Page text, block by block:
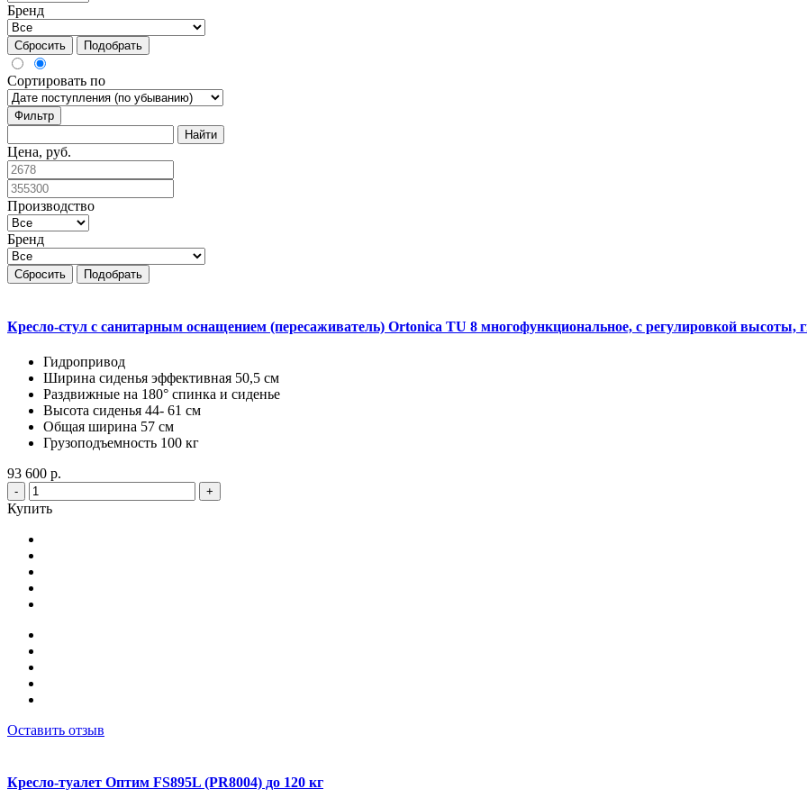
Бренд
Сбросить Подобрать
Сортировать по
Фильтр
Цена, руб.
Производство
Бренд
Сбросить Подобрать
Кресло-стул с санитарным оснащением (пересаживатель) Ortonica TU 8 многофункциональное, с регулировкой высоты,
Гидропривод
Ширина сиденья эффективная 50,5 см
Раздвижные на 180° спинка и сиденье
Высота сиденья 44- 61 см
Общая ширина 57 см
Грузоподъемность 100 кг
93 600 р.
- +
Купить
Оставить отзыв
Кресло-туалет Оптим FS895L (PR8004) до 120 кг